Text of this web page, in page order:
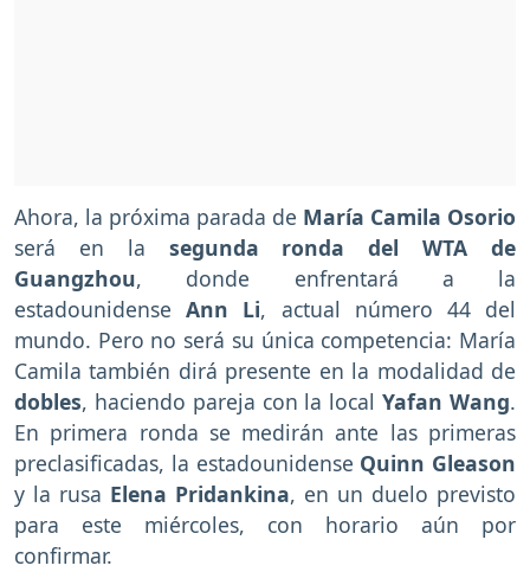
Ahora, la próxima parada de María Camila Osorio
será en la segunda ronda del WTA de
Guangzhou, donde enfrentará a la
estadounidenseAnn Li, actual número 44 del
mundo. Pero no será su única competencia: María
Camila también dirá presente en la modalidad de
dobles, haciendo pareja con la localYafan Wang.
En primera ronda se medirán ante las primeras
preclasificadas, la estadounidense Quinn Gleason
y la rusa Elena Pridankina, en un duelo previsto
para este miércoles, con horario aún por
confirmar.